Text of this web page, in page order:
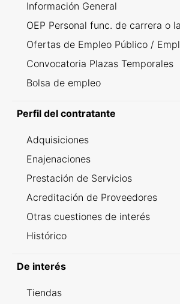
Información General
OEP Personal func. de carrera o
Ofertas de Empleo Público /
Convocatoria Plazas Temporales
Bolsa de empleo
Perfil del contratante
Adquisiciones
Enajenaciones
Prestación de Servicios
Acreditación de Proveedores
Otras cuestiones de interés
Histórico
De interés
Tiendas